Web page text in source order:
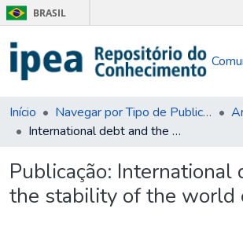
BRASIL
Acesso
Início Navegar por Tipo de Publicação
International debt and the stability of the world economy
Publicação: International
the stability of the world